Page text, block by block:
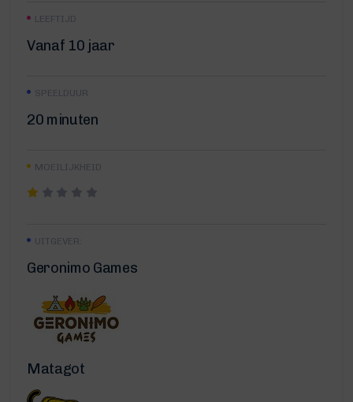
LEEFTIJD
Vanaf 10 jaar
SPEELDUUR
20 minuten
MOEILIJKHEID
UITGEVER:
Geronimo Games
Matagot